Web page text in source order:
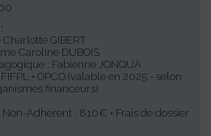
GIBERT
Caroline DUBOIS
: Fabienne JONQUA
FIFPL • OPCO (valable en 2025 - selon
financeurs)
Non-Adhérent : 810€ • Frais de dossier